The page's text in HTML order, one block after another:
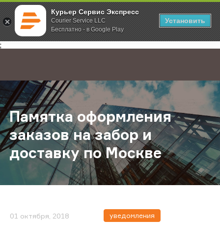
Курьер Сервис Экспресс
Courier Service LLC
Бесплатно - в Google Play
Установить
;
Главная О компании Новости Памятка оформления заказов на
Памятка оформления
заказов на забор и
доставку по Москве
01 октября, 2018 уведомления